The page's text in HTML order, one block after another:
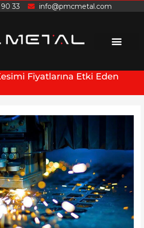
33 info@pmcmetal.com
Fiyatlarına Etki Eden